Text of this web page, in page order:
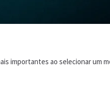
importantes ao selecionar